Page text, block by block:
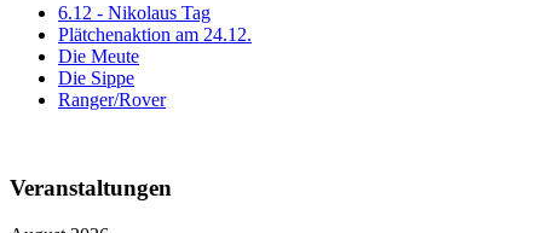
6.12 - Nikolaus Tag
Plätchenaktion am 24.12.
Die Meute
Die Sippe
Ranger/Rover
Veranstaltungen